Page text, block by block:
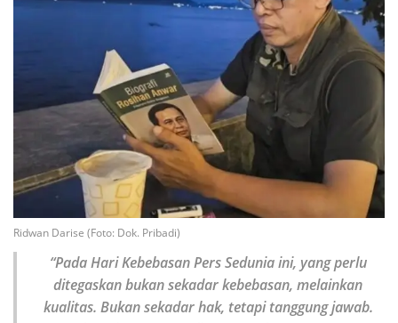
Ridwan Darise (Foto: Dok. Pribadi)
“Pada Hari Kebebasan Pers Sedunia ini, yang perlu
ditegaskan bukan sekadar kebebasan, melainkan
kualitas. Bukan sekadar hak, tetapi tanggung jawab.